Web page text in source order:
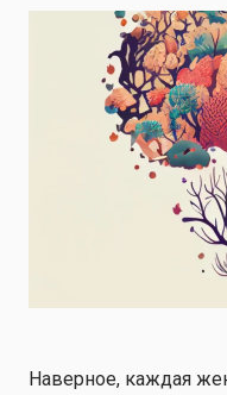
Наверное, каждая